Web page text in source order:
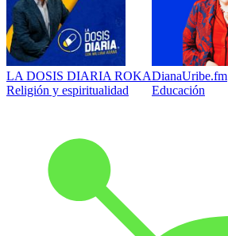
LA DOSIS DIARIA ROKA
Religión y espiritualidad
DianaUribe.fm
Educación